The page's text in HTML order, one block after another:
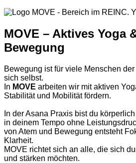
MOVE – Aktives Yoga
Bewegung
Bewegung ist für viele Menschen
sich selbst.
In MOVE arbeiten wir mit aktiven
Stabilität und Mobilität fördern.
In der Asana Praxis bist du
in deinem Tempo ohne
von Atem und Bewegung entsteht
Klarheit.
MOVE richtet sich an alle, die sich
und stärken möchten.